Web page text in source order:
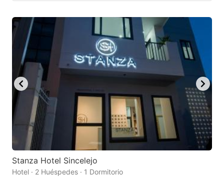
Stanza Hotel Sincelejo
Hotel · 2 Huéspedes · 1 Dormitorio